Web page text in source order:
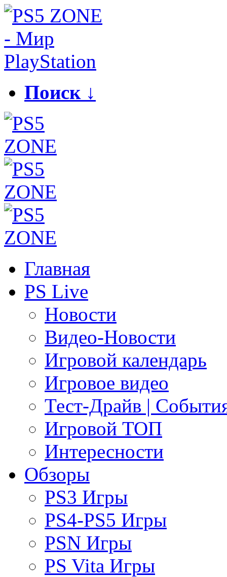
Поиск ↓
Главная
PS Live
Новости
Видео-Новости
Игровой календарь
Игровое видео
Тест-Драйв |
Игровой ТОП
Интересности
Обзоры
PS3 Игры
PS4-PS5 Игры
PSN Игры
PS Vita Игры